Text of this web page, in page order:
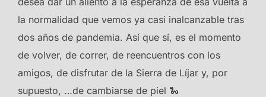
la normalidad que vemos ya casi inalcanzable tras
dos años de pandemia. Así que sí, es el momento
de volver, de correr, de reencuentros con los
amigos, de disfrutar de la Sierra de Líjar y, por
supuesto, …de cambiarse de piel 🐍